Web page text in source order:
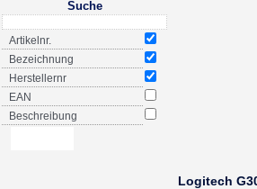
Suche
Artikelnr.
Bezeichnung
Herstellernr
EAN
Beschreibung
Logitech